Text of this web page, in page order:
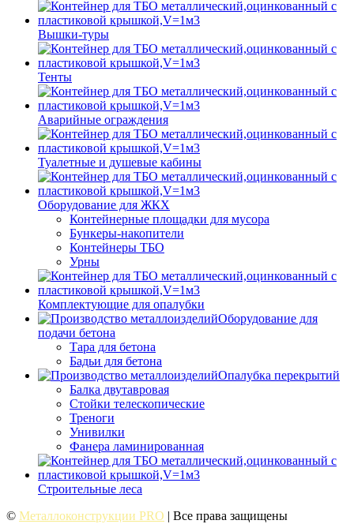
Вышки-туры
Тенты
Аварийные ограждения
Туалетные и душевые кабины
Оборудование для ЖКХ
Контейнерные площадки для мусора
Бункеры-накопители
Контейнеры ТБО
Урны
Комплектующие для опалубки
Оборудование для
подачи бетона
Тара для бетона
Бадьи для бетона
Опалубка перекрытий
Балка двутавровая
Стойки телескопические
Треноги
Унивилки
Фанера ламинированная
Строительные леса
© Металлоконструкции PRO | Все права защищены